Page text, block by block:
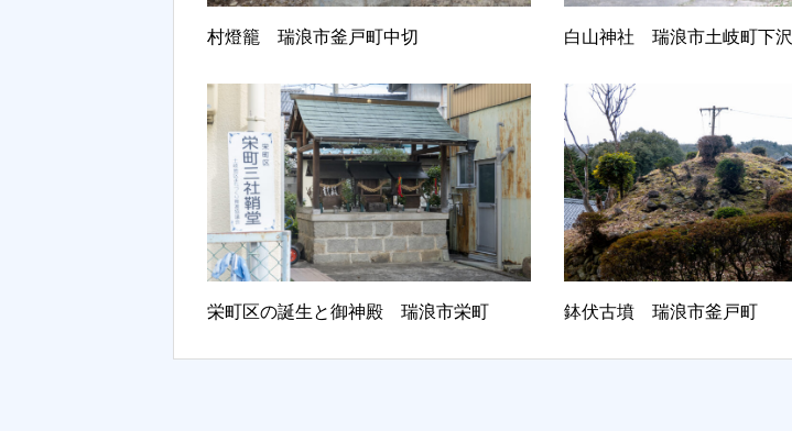
村燈籠 瑞浪市釜戸町中切 白山神社 瑞浪市土岐町下沢
栄町区の誕生と御神殿 瑞浪市栄町 鉢伏古墳 瑞浪市釜戸町